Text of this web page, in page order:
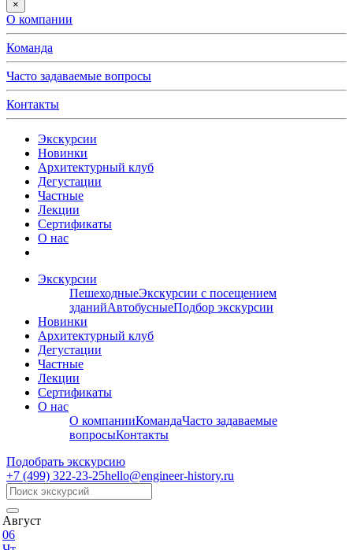
×
О компании
Команда
Часто задаваемые вопросы
Контакты
Экскурсии
Новинки
Архитектурный клуб
Дегустации
Частные
Лекции
Сертификаты
О нас
Экскурсии
ПешеходныеЭкскурсии с посещением
зданийАвтобусныеПодбор экскурсии
Новинки
Архитектурный клуб
Дегустации
Частные
Лекции
Сертификаты
О нас
О компанииКомандаЧасто задаваемые
вопросыКонтакты
Подобрать экскурсию
+7 (499) 322-23-25hello@engineer-history.ru
Август
06